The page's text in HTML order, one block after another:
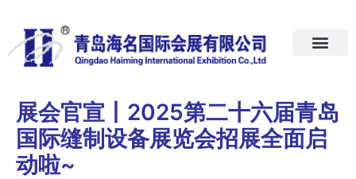
展会官宣丨2025第二十六届青岛
国际缝制设备展览会招展全面启
动啦~